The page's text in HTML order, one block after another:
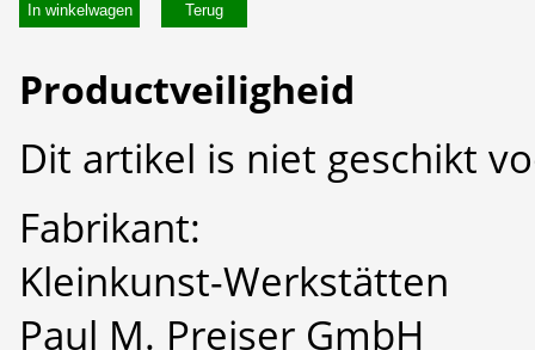
In winkelwagen
Productveiligheid
Dit artikel is niet geschikt
Fabrikant:
Kleinkunst-Werkstätten
Paul M. Preiser GmbH